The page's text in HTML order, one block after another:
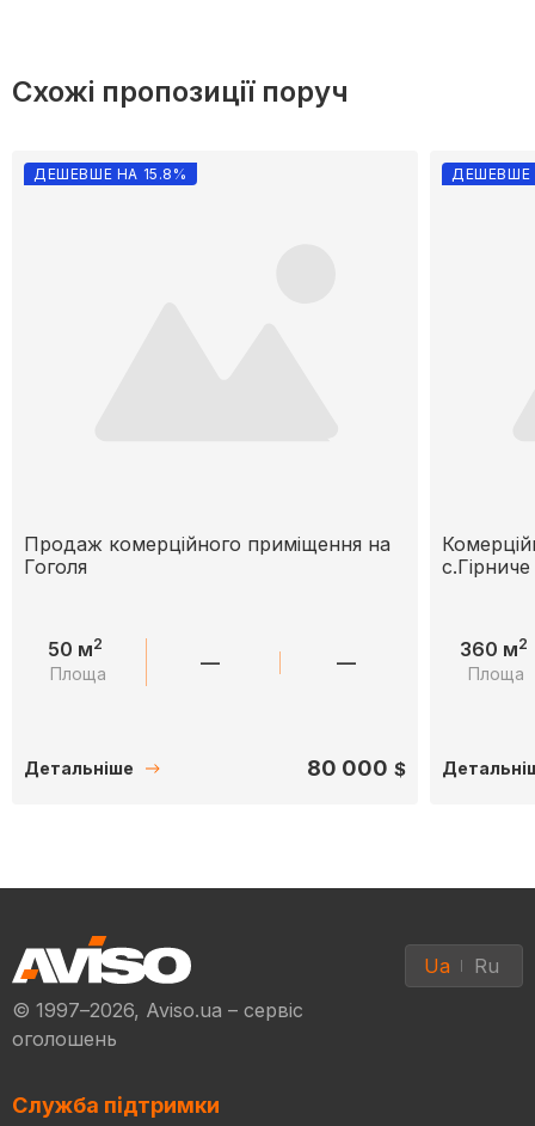
Схожі пропозиції поруч
ДЕШЕВШЕ НА 15.8%
Продаж комерційного приміщення на
Гоголя
50 м2
Площа — —
Детальніше 80 000 $
ДЕШЕВШЕ
с.Гірниче
360 м2
Площа
© 1997–2026, Aviso.ua – сервіс
оголошень
Ua Ru
Служба підтримки